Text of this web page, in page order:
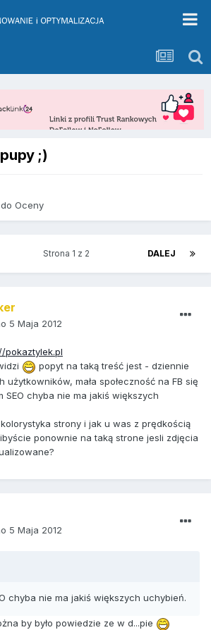
;)
Oceny
DALEJ
Strona 1 z 2
5 Maja 2012
pokaztylek.pl
popyt na taką treść jest - dziennie
mała społeczność na FB się
SEO chyba nie ma jakiś większych
strony i jak u was z prędkością
ponownie na taką strone jesli zdjęcia
5 Maja 2012
chyba nie ma jakiś większych uchybień.
by było powiedzie ze w d...pie